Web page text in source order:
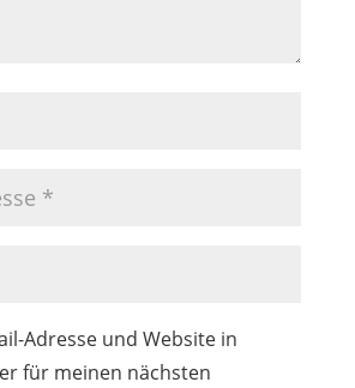
Adresse und Website in
für meinen nächsten